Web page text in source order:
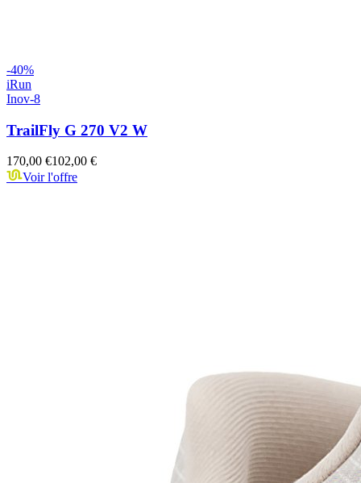
-40%
iRun
Inov-8
TrailFly G 270 V2 W
170,00 €102,00 €
Voir l'offre